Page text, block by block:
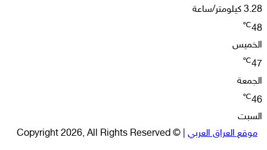
3.28 كيلومتر/ساعة
48
℃
الخميس
47
℃
الجمعة
46
℃
السبت
موقع العراق العربي | © Copyright 2026, All Rights Reserved